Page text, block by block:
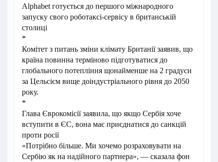
Alphabet готується до першого міжнародного
запуску свого роботаксі-сервісу в британській
столиці
*
Комітет з питань зміни клімату Британії заявив, що
країна повинна терміново підготуватися до
глобального потепління щонайменше на 2 градуси
за Цельсієм вище доіндустріального рівня до 2050
року.
*
Глава Єврокомісії заявила, що якщо Сербія хоче
вступити в ЄС, вона має приєднатися до санкцій
проти росії
«Потрібно більше. Ми хочемо розраховувати на
Сербію як на надійного партнера», — сказала фон